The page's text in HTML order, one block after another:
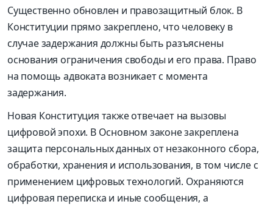
Существенно обновлен и правозащитный блок. В
Конституции прямо закреплено, что человеку в
случае задержания должны быть разъяснены
основания ограничения свободы и его права. Право
на помощь адвоката возникает с момента
задержания.
Новая Конституция также отвечает на вызовы
цифровой эпохи. В Основном законе закреплена
защита персональных данных от незаконного сбора,
обработки, хранения и использования, в том числе с
применением цифровых технологий. Охраняются
цифровая переписка и иные сообщения, а